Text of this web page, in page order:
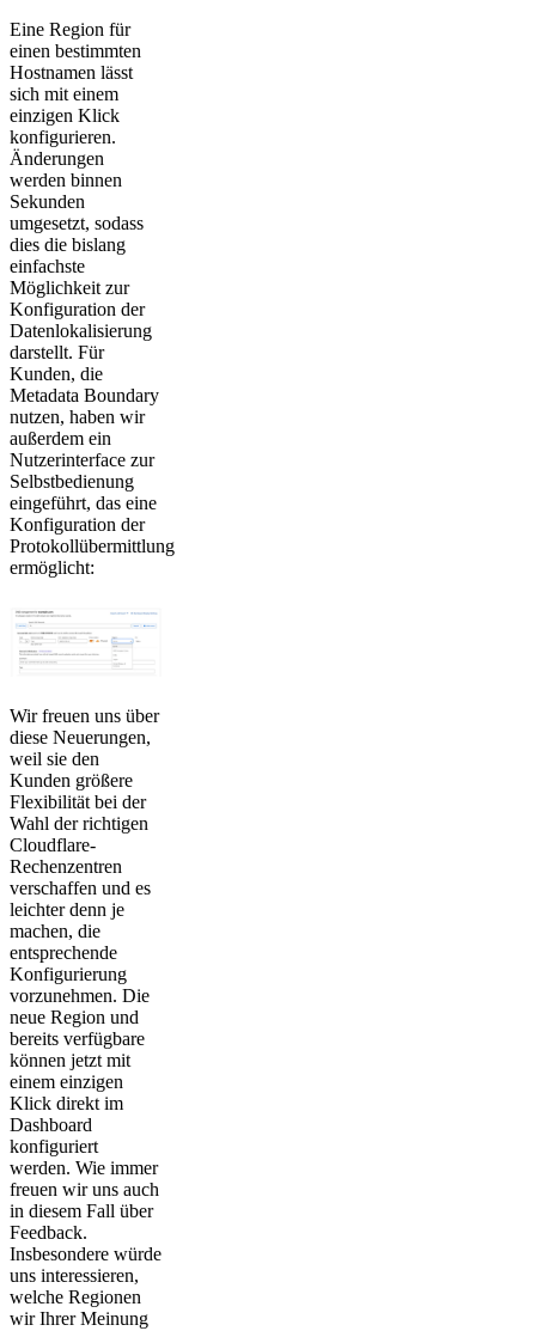
Eine Region für
einen bestimmten
Hostnamen lässt
sich mit einem
einzigen Klick
konfigurieren.
Änderungen
werden binnen
Sekunden
umgesetzt, sodass
dies die bislang
einfachste
Möglichkeit zur
Konfiguration der
Datenlokalisierung
darstellt. Für
Kunden, die
Metadata Boundary
nutzen, haben wir
außerdem ein
Nutzerinterface zur
Selbstbedienung
eingeführt, das eine
Konfiguration der
Protokollübermittlung
ermöglicht:
Wir freuen uns über
diese Neuerungen,
weil sie den
Kunden größere
Flexibilität bei der
Wahl der richtigen
Cloudflare-
Rechenzentren
verschaffen und es
leichter denn je
machen, die
entsprechende
Konfigurierung
vorzunehmen. Die
neue Region und
bereits verfügbare
können jetzt mit
einem einzigen
Klick direkt im
Dashboard
konfiguriert
werden. Wie immer
freuen wir uns auch
in diesem Fall über
Feedback.
Insbesondere würde
uns interessieren,
welche Regionen
wir Ihrer Meinung